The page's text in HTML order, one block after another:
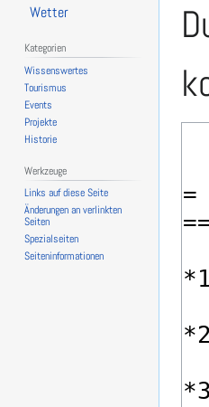
Wetter
Kategorien
Wissenswertes
Tourismus
Events
Projekte
Historie
Werkzeuge
Links auf diese Seite
Änderungen an verlinkten
Seiten
Spezialseiten
Seiten­­informationen